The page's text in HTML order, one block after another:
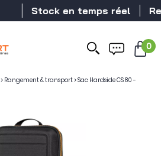
Stock en temps réel
0
> Rangement & transport>Sac Hardside CS 80 -